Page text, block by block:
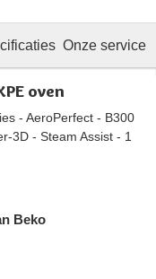
Onze service
oven
- AeroPerfect - B300
3D - Steam Assist - 1
Beko